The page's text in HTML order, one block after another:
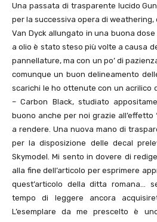
Una passata di trasparente lucido
per la successiva opera di
Van Dyck allungato in una buona
a olio è stato steso più volte a causa
pannellature, ma con un po’ di
comunque un buon delineamento
scarichi le ho ottenute con un acrilico
– Carbon Black, studiato
buono anche per noi grazie all’effetto
a rendere. Una nuova mano di
per la disposizione delle decal
Skymodel. Mi sento in dovere di
alla fine dell’articolo per esprimere
quest’articolo della ditta romana…
tempo di leggere ancora
L’esemplare da me prescelto è